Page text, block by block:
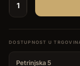
Humidor
Marca
-
Petrinjska 5